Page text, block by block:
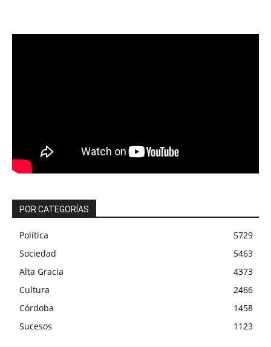
POR CATEGORÍAS
Política
5729
Sociedad
5463
Alta Gracia
4373
Cultura
2466
Córdoba
1458
Sucesos
1123